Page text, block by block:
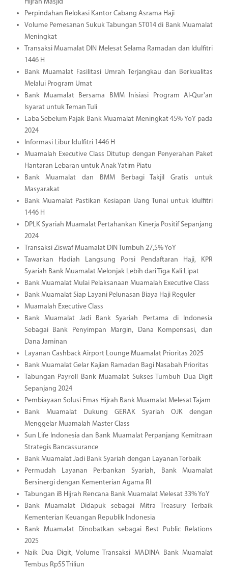
Hijrah Masjid
Perpindahan Relokasi Kantor Cabang Asrama Haji
Volume Pemesanan Sukuk Tabungan ST014 di Bank Muamalat
Meningkat
Transaksi Muamalat DIN Melesat Selama Ramadan dan Idulfitri
1446 H
Bank Muamalat Fasilitasi Umrah Terjangkau dan Berkualitas
Melalui Program Umat
Bank Muamalat Bersama BMM Inisiasi Program Al-Qur'an
Isyarat untuk Teman Tuli
Laba Sebelum Pajak Bank Muamalat Meningkat 45% YoY pada
2024
Informasi Libur Idulfitri 1446 H
Muamalah Executive Class Ditutup dengan Penyerahan Paket
Hantaran Lebaran untuk Anak Yatim Piatu
Bank Muamalat dan BMM Berbagi Takjil Gratis untuk
Masyarakat
Bank Muamalat Pastikan Kesiapan Uang Tunai untuk Idulfitri
1446 H
DPLK Syariah Muamalat Pertahankan Kinerja Positif Sepanjang
2024
Transaksi Ziswaf Muamalat DIN Tumbuh 27,5% YoY
Tawarkan Hadiah Langsung Porsi Pendaftaran Haji, KPR
Syariah Bank Muamalat Melonjak Lebih dari Tiga Kali Lipat
Bank Muamalat Mulai Pelaksanaan Muamalah Executive Class
Bank Muamalat Siap Layani Pelunasan Biaya Haji Reguler
Muamalah Executive Class
Bank Muamalat Jadi Bank Syariah Pertama di Indonesia
Sebagai Bank Penyimpan Margin, Dana Kompensasi, dan
Dana Jaminan
Layanan Cashback Airport Lounge Muamalat Prioritas 2025
Bank Muamalat Gelar Kajian Ramadan Bagi Nasabah Prioritas
Tabungan Payroll Bank Muamalat Sukses Tumbuh Dua Digit
Sepanjang 2024
Pembiayaan Solusi Emas Hijrah Bank Muamalat Melesat Tajam
Bank Muamalat Dukung GERAK Syariah OJK dengan
Menggelar Muamalah Master Class
Sun Life Indonesia dan Bank Muamalat Perpanjang Kemitraan
Strategis Bancassurance
Bank Muamalat Jadi Bank Syariah dengan Layanan Terbaik
Permudah Layanan Perbankan Syariah, Bank Muamalat
Bersinergi dengan Kementerian Agama RI
Tabungan iB Hijrah Rencana Bank Muamalat Melesat 33% YoY
Bank Muamalat Didapuk sebagai Mitra Treasury Terbaik
Kementerian Keuangan Republik Indonesia
Bank Muamalat Dinobatkan sebagai Best Public Relations
2025
Naik Dua Digit, Volume Transaksi MADINA Bank Muamalat
Tembus Rp55 Triliun